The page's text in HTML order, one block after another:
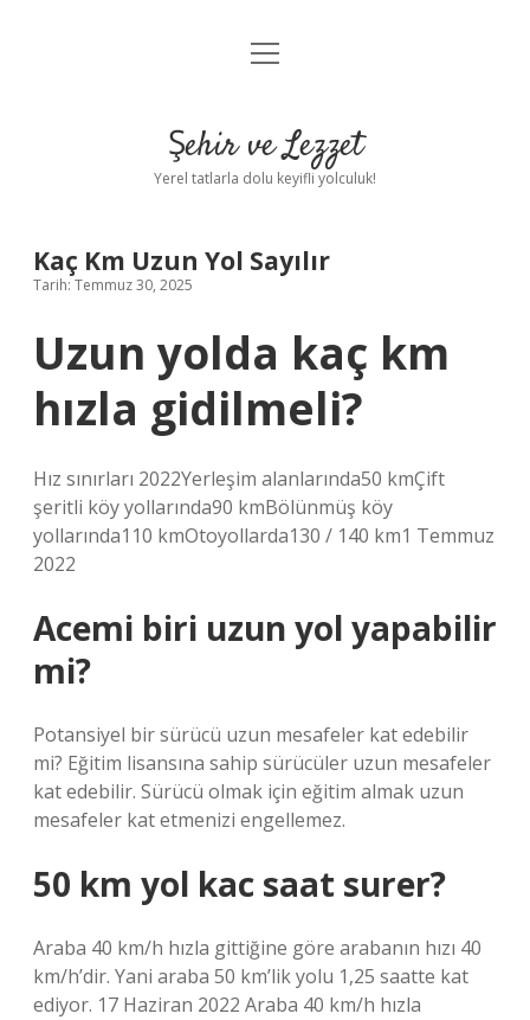
Anasayfa
Yasal Uyarı
menüyü
Şehir ve Lezzet
Yerel tatlarla dolu keyifli yolculuk!
Kaç Km Uzun Yol Sayılır
Tarih: Temmuz 30, 2025
Uzun yolda kaç km
hızla gidilmeli?
Hız sınırları 2022Yerleşim alanlarında50 kmÇift
şeritli köy yollarında90 kmBölünmüş köy
yollarında110 kmOtoyollarda130 / 140 km1 Temmuz
2022
Acemi biri uzun yol yapabilir
mi?
Potansiyel bir sürücü uzun mesafeler kat edebilir
mi? Eğitim lisansına sahip sürücüler uzun mesafeler
kat edebilir. Sürücü olmak için eğitim almak uzun
mesafeler kat etmenizi engellemez.
50 km yol kac saat surer?
Araba 40 km/h hızla gittiğine göre arabanın hızı 40
km/h’dir. Yani araba 50 km’lik yolu 1,25 saatte kat
ediyor. 17 Haziran 2022 Araba 40 km/h hızla